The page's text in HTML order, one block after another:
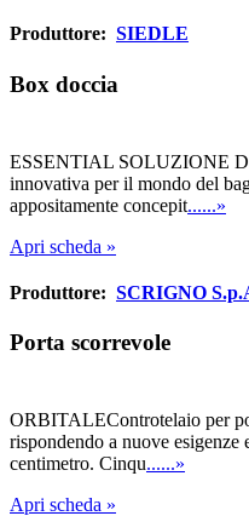
Produttore: SIEDLE
Box doccia
ESSENTIAL SOLUZIONE
innovativa per il mondo del
appositamente concepit......»
Apri scheda »
Produttore: SCRIGNO
Porta scorrevole
ORBITALEControtelaio per
rispondendo a nuove
centimetro. Cinqu......»
Apri scheda »